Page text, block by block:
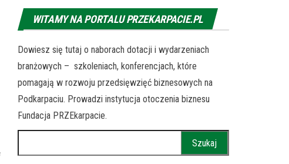
WITAMY NA PORTALU PRZEKARPACIE.PL
Dowiesz się tutaj o naborach dotacji i wydarzeniach
branżowych – szkoleniach, konferencjach, które
pomagają w rozwoju przedsięwzięć biznesowych na
Podkarpaciu. Prowadzi instytucja otoczenia biznesu
Fundacja PRZEkarpacie.